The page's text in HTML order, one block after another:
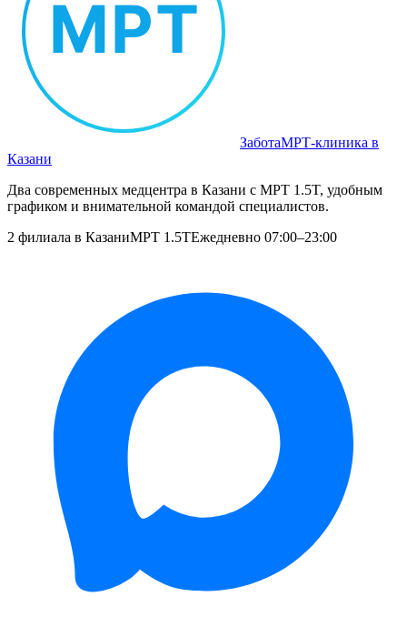
ЗаботаМРТ‑клиника в
Казани
Два современных медцентра в Казани с МРТ 1.5T, удобным
графиком и внимательной командой специалистов.
2 филиала в КазаниМРТ 1.5TЕжедневно 07:00–23:00